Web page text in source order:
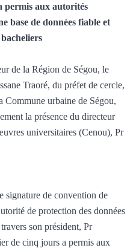
aux autorités
base de données fiable et
de la Région de Ségou, le
Traoré, du préfet de cercle,
Commune urbaine de Ségou,
la présence du directeur
universitaires (Cenou), Pr
signature de convention de
de protection des données
son président, Pr
de cinq jours a permis aux